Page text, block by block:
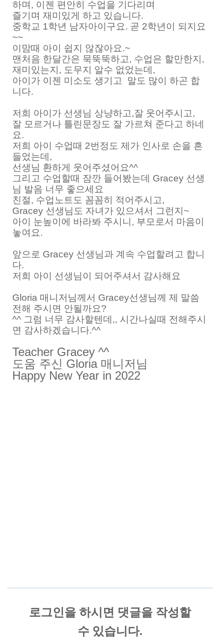
하며, 이젠 편안히 수업을 기다리며
즐기며 재미있게 하고 있습니다.
중학교 1학년 남자아이구요. 곧 2학년이 되지요
~~
이맘때 아이 쉽지 않잖아요.~
맨처음 한달간은 묵뚝뚝하고, 수업은 할만한지,
재미있는지, 도무지 알수 없었는데,
아이가 이젠 미소도 생기고 말도 많이 하곤 합
니다.
저희 아이가 선생님 상냥하고,잘 웃어주시고,
잘 모르거나 틀린문장도 잘 가르쳐 준다고 하네
요.
저희 아이 수업때 2번정도 제가 인사로 손을 흔
들었는데,
선생님 환하게 웃어주셨어요^^
그리고 수업할때 잠깐 들어봤는데 Gracey 선생
님 발음 너무 좋으세요
친절, 수업노트도 꼼꼼히 적어주시고,
Gracey 선생님도 자녀가 있으셔서 그런지~
아이 눈높이에 바라봐 주시니, 부모로서 마음이
놓여요.
앞으로 Gracey 선생님과 계속 수업할려고 합니
다.
저희 아이 선생님이 되어주셔서 감사해요
Gloria 매니저님께서 Gracey선생님께 제 말씀
전해 주시면 안될까요?
^^ 그럼 너무 감사할텐데,, 시간나실때 전해주시
면 감사하겠습니다.^^
Teacher Gracey ^^
도움 주신 Gloria 매니저님
Happy New Year in 2022